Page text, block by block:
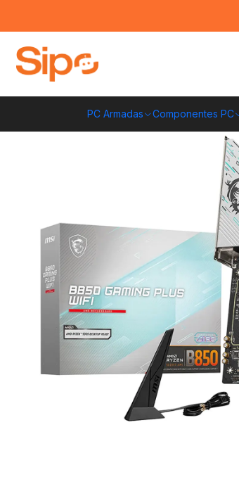
PC Armadas Componentes PC